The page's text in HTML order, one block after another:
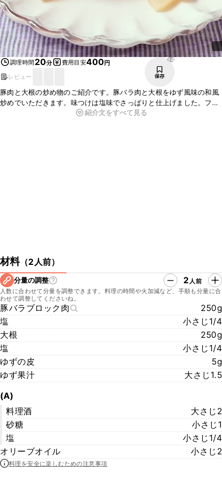
調理時間 20分 費用目安400円
レビュー
34
保存
豚肉と大根の炒め物のご紹介です。豚バラ肉と大根をゆず風味の和風
炒めでいただきます。味つけは塩味でさっぱりと仕上げました。フラ
イパン1つで簡単に作れますので、忙しい時におすすめの一品です
紹介文をすべて見る
材料（2人前）
分量の調整 2 人前
人数に合わせて分量を調整できます。料理の時間や火加減など、手順も分量に合
わせて調整してくださいね。
豚バラブロック肉
250g
塩
小さじ1/4
大根
250g
塩
小さじ1/4
ゆずの皮
5g
ゆず果汁
大さじ1.5
(A)
料理酒
大さじ2
砂糖
小さじ1
塩
小さじ1/4
オリーブオイル
小さじ2
料理を安全に楽しむための注意事項